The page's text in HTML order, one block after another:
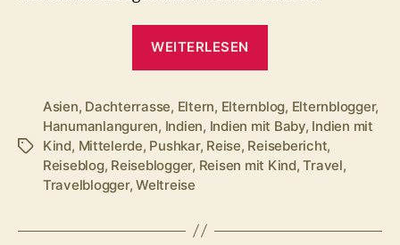
WEITERLESEN
in
Mittelerde?
Unser
Wochenende
Bildern“
Schlagwörter
Asien, Dachterrasse, Eltern, Elternblog, Elternblogger,
Hanumanlanguren, Indien, Indien mit Baby, Indien mit
Kind, Mittelerde, Pushkar, Reise, Reisebericht,
Reiseblog, Reiseblogger, Reisen mit Kind,Travel,
Travelblogger,Weltreise